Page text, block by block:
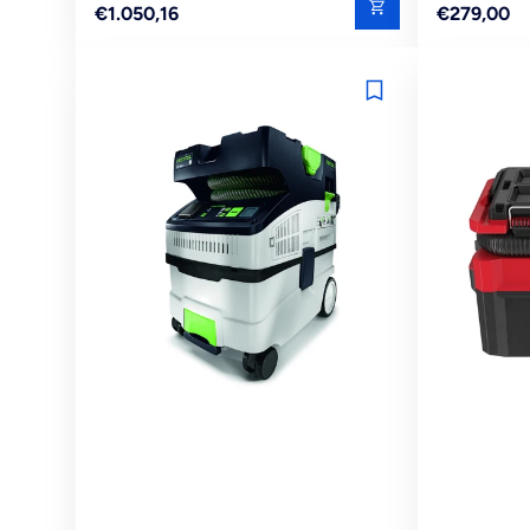
Reguliere
€1.050,16
Reguliere
€279,00